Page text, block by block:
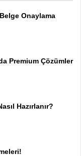
Onaylama
Premium Çözümler
Hazırlanır?